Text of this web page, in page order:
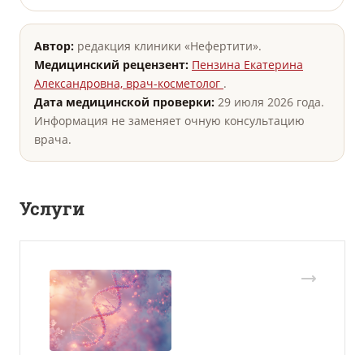
Автор: редакция клиники «Нефертити».
Медицинский рецензент: Пензина Екатерина
Александровна, врач-косметолог .
Дата медицинской проверки: 29 июля 2026 года.
Информация не заменяет очную консультацию
врача.
Услуги